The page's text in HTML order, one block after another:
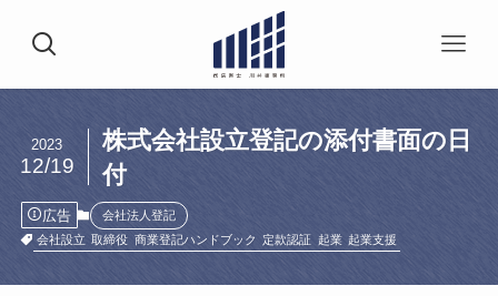
株式会社設立登記の添付書面の日
付
2023
12/19
広告
会社法人登記
会社設立 取締役 商業登記ハンドブック 定款認証 起業 起業支援